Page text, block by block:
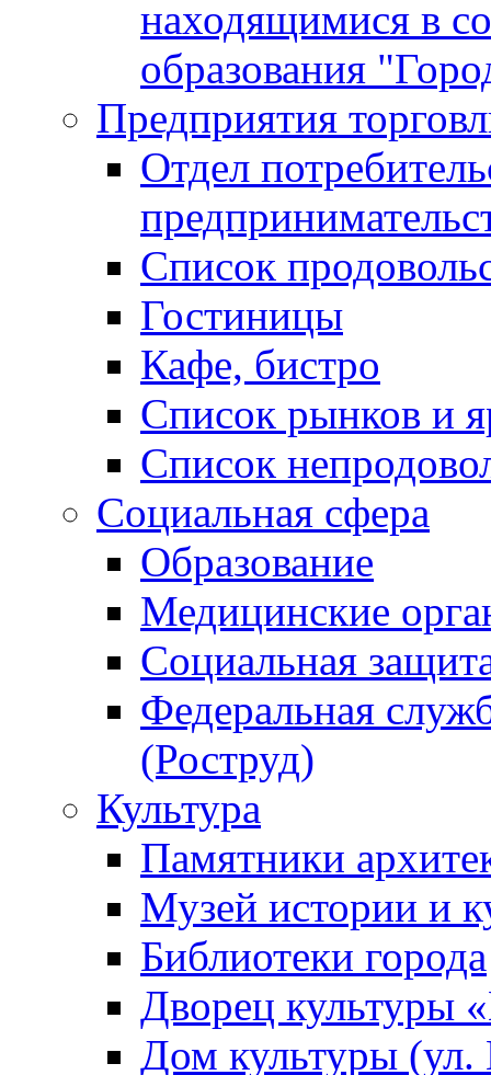
находящимися в
образования
Предприятия
Отдел
Список
Гостиницы
Кафе, бистро
Cписок рынков и
Список
Социальная сфера
Образование
Медицинские
Социальная
Федеральная
(Роструд)
Культура
Памятники
Музей истории и
Библиотеки города
Дворец культуры
Дом культуры (ул.